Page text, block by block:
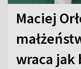
Maciej
wraca jak